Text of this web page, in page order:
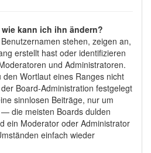
kann ich ihn ändern?
stehen, zeigen an,
erstellt hast oder identifizieren
und Administratoren.
Wortlaut eines Ranges nicht
Board-Administration festgelegt
sinnlosen Beiträge, nur um
die meisten Boards dulden
ein Moderator oder Administrator
einfach wieder